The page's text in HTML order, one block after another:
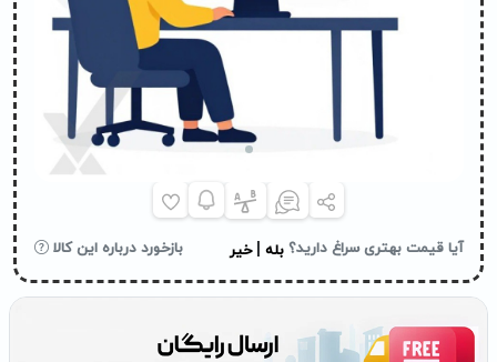
آیا قیمت بهتری سراغ دارید؟ بله خیر بازخورد درباره این کالا